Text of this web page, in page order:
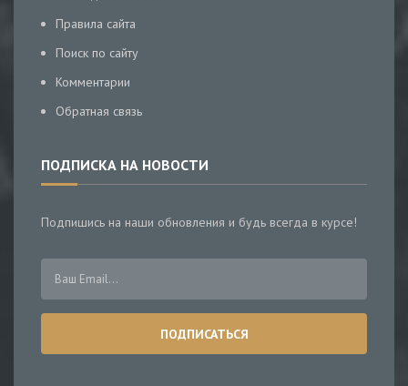
Правила сайта
Поиск по сайту
Комментарии
Обратная связь
ПОДПИСКА НА НОВОСТИ
Подпишись на наши обновления и будь всегда в курсе!